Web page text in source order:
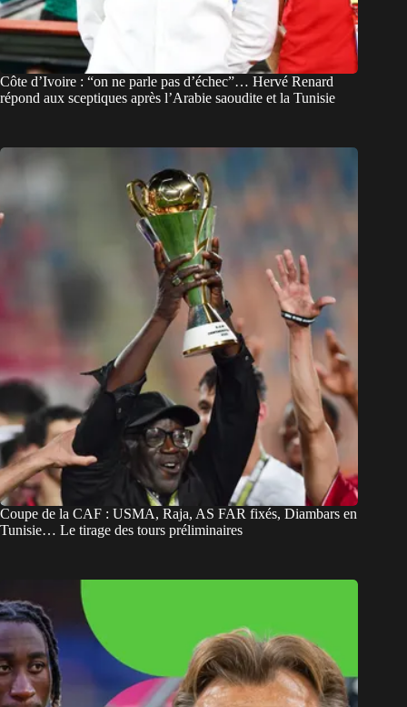
Côte d’Ivoire : “on ne parle pas d’échec”… Hervé Renard
répond aux sceptiques après l’Arabie saoudite et la Tunisie
Coupe de la CAF : USMA, Raja, AS FAR fixés, Diambars en
Tunisie… Le tirage des tours préliminaires